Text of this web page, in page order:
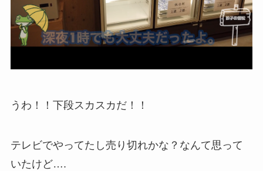
うわ！！下段スカスカだ！！
テレビでやってたし売り切れかな？なんて思って
いたけど….